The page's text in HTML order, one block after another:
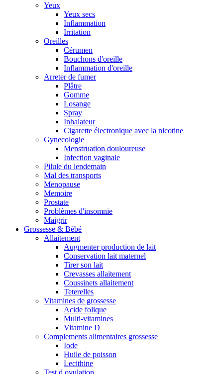
Yeux
Yeux secs
Inflammation
Irritation
Oreilles
Cérumen
Bouchons d'oreille
Inflammation d'oreille
Arreter de fumer
Plâtre
Gomme
Losange
Spray
Inhalateur
Cigarette électronique avec la nicotine
Gynecologie
Menstruation douloureuse
Infection vaginale
Pilule du lendemain
Mal des transports
Menopause
Memoire
Prostate
Problèmes d'insomnie
Maigrir
Grossesse & Bébé
Allaitement
Augmenter production de lait
Conservation lait maternel
Tirer son lait
Crevasses allaitement
Coussinets allaitement
Teterelles
Vitamines de grossesse
Acide folique
Multi-vitamines
Vitamine D
Complements alimentaires grossesse
Iode
Huile de poisson
Lecithine
Test d ovulation